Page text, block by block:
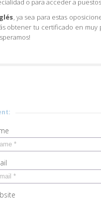
o para acceder a
, ya sea para estas
obtener tu certificado en muy